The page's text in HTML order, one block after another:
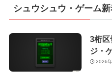
シュウシュウ・ゲーム
3桁区
ジ・
2026